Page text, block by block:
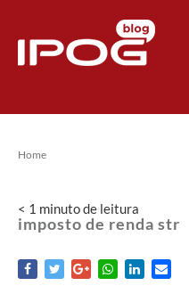
Home
< 1 minutode leitura
imposto de renda str